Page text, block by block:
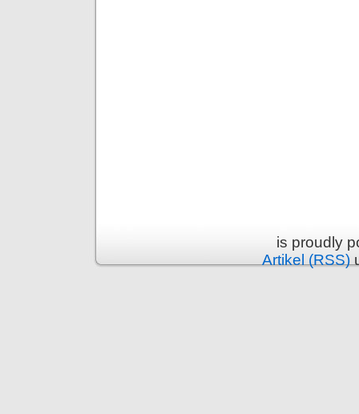
is proudly
Artikel (RSS)